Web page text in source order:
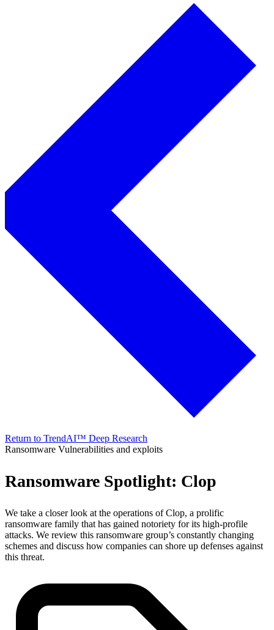
Return to TrendAI™ Deep Research
Ransomware Vulnerabilities and exploits
Ransomware Spotlight: Clop
We take a closer look at the operations of Clop, a prolific
ransomware family that has gained notoriety for its high-profile
attacks. We review this ransomware group’s constantly changing
schemes and discuss how companies can shore up defenses against
this threat.